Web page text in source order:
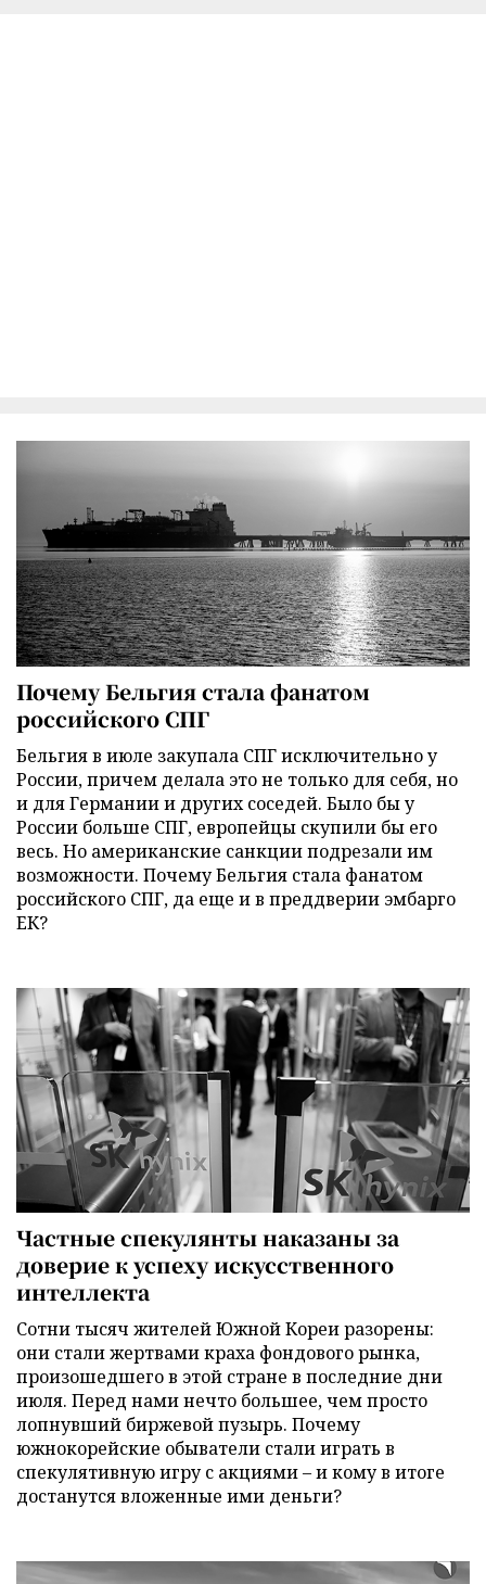
Почему Бельгия стала фанатом
российского СПГ
Бельгия в июле закупала СПГ исключительно у
России, причем делала это не только для себя, но
и для Германии и других соседей. Было бы у
России больше СПГ, европейцы скупили бы его
весь. Но американские санкции подрезали им
возможности. Почему Бельгия стала фанатом
российского СПГ, да еще и в преддверии эмбарго
ЕК?
Частные спекулянты наказаны за
доверие к успеху искусственного
интеллекта
Сотни тысяч жителей Южной Кореи разорены:
они стали жертвами краха фондового рынка,
произошедшего в этой стране в последние дни
июля. Перед нами нечто большее, чем просто
лопнувший биржевой пузырь. Почему
южнокорейские обыватели стали играть в
спекулятивную игру с акциями – и кому в итоге
достанутся вложенные ими деньги?